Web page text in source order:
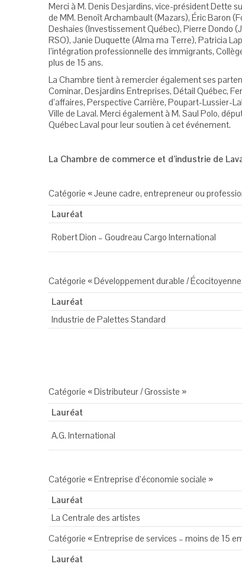
Merci à M. Denis Desjardins, vice-président Dette
de MM. Benoît Archambault (Mazars), Éric Baron
Deshaies (Investissement Québec), Pierre Dondo
RSO), Janie Duquette (Alma ma Terre), Patricia
l’intégration professionnelle des immigrants,
plus de 15 ans.
La Chambre tient à remercier également ses
Cominar, Desjardins Entreprises, Détail Québec,
d’affaires, Perspective Carrière, Poupart-Lussier-
Ville de Laval. Merci également à M. Saul Polo,
Québec Laval pour leur soutien à cet événement.
La Chambre de commerce et d’industrie de
Catégorie « Jeune cadre, entrepreneur ou
Lauréat
Robert Dion – Goudreau Cargo International
Catégorie « Développement durable /
Lauréat
Industrie de Palettes Standard
Catégorie « Distributeur / Grossiste »
Lauréat
A.G. International
Catégorie « Entreprise d’économie sociale »
Lauréat
La Centrale des artistes
Catégorie « Entreprise de services – moins de 15
Lauréat